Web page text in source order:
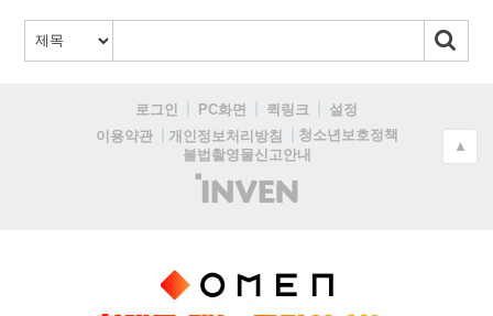
로그인 PC화면 퀵링크
설정
이용약관
개인정보처리방침
청소년보호정책
불법촬영물신고안내
(주)
인
▲